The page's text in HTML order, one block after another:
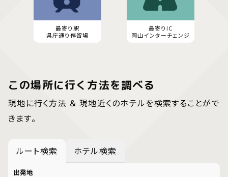
最寄り駅
県庁通り停留場
最寄りIC
岡山インターチェンジ
この場所に行く方法を調べる
現地に行く方法 ＆ 現地近くのホテルを検索することがで
きます。
ルート検索 ホテル検索
出発地